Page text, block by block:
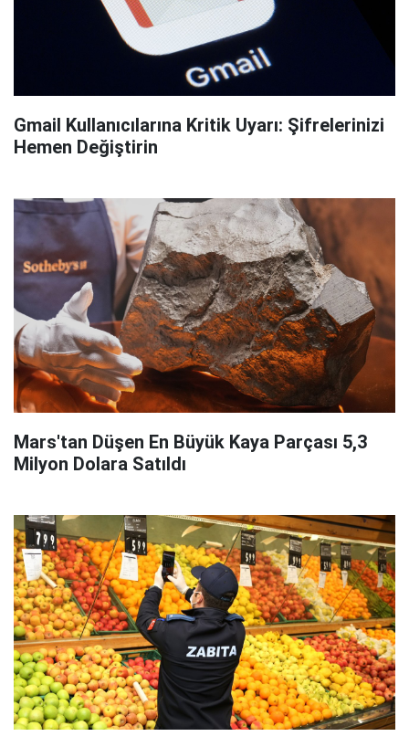
Gmail Kullanıcılarına Kritik Uyarı: Şifrelerinizi
Hemen Değiştirin
Mars'tan Düşen En Büyük Kaya Parçası 5,3
Milyon Dolara Satıldı